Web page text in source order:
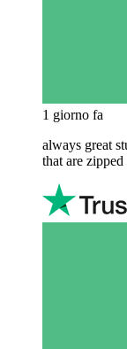
1 giorno fa
always great
that are zipped